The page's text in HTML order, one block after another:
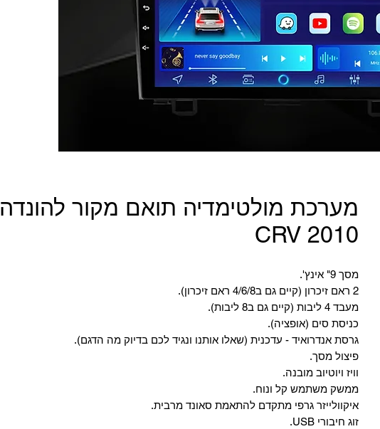
מערכת מולטימדיה תואם מקור להונדה
CRV 2010
מסך 9" אינץ'.
2 ראם זיכרון (קיים גם ב4/6/8 ראם זיכרון).
מעבד 4 ליבות (קיים גם ב8 ליבות).
כניסת סים (אופציה).
גרסת אנדרואיד - עדכנית (שאלו אותנו ונגיד לכם בדיוק מה הדגם).
פיצול מסך.
וויז ויוטיוב מובנה.
ממשק משתמש קל ונוח.
איקוולייזר גרפי מתקדם להתאמת סאונד מרבית.
זוג חיבורי USB.